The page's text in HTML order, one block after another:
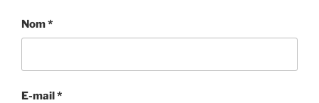
Nom*
E-mail*